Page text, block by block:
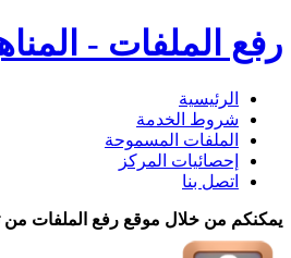
رفع الملفات -
الرئيسية
شروط الخدمة
الملفات المسموحة
إحصائيات المركز
اتصل بنا
يمكنكم من خلال موقع رفع الملفات من